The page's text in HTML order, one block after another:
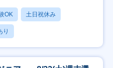
OK 土日祝休み
り